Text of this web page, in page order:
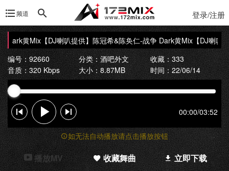
频道 登录/注册
Dark黄Mix【DJ喇叭提供】 陈冠希&陈奂仁-战争 Dark黄Mix【DJ喇叭提
编号：92660
分类：酒吧外文
收藏：333
音质：320 Kbps
大小：8.87MB 时间：22/06/14
00:00/03:52
如无法自动播放请点击播放按钮
播放MV 收藏舞曲 立即下载